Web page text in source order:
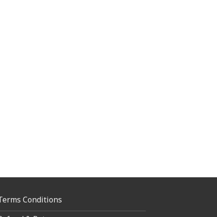
Conditions